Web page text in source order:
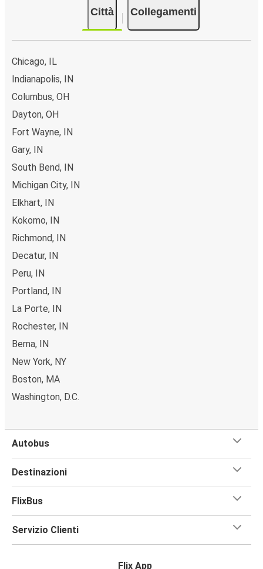
collegate dai pullman FlixBus a Plymouth le più
popolari sono: Nashville, Chicago, Indianapolis.
Città Collegamenti
Chicago, IL
Indianapolis, IN
Columbus, OH
Dayton, OH
Fort Wayne, IN
Gary, IN
South Bend, IN
Michigan City, IN
Elkhart, IN
Kokomo, IN
Richmond, IN
Decatur, IN
Peru, IN
Portland, IN
La Porte, IN
Rochester, IN
Berna, IN
New York, NY
Boston, MA
Washington, D.C.
Autobus
Destinazioni
FlixBus
Servizio Clienti
Flix App